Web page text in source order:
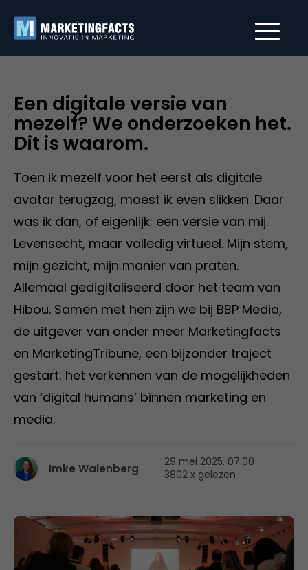
Een digitale versie van
mezelf? We onderzoeken het.
Dit is waarom.
Toen ik mezelf voor het eerst als digitale
avatar terugzag, moest ik even slikken. Daar
was ik dan, of eigenlijk: een versie van mij.
Levensecht, maar volledig virtueel. Mijn stem,
mijn gezicht, mijn manier van praten.
Allemaal gedigitaliseerd door het team van
Hibou. Samen met hen zijn we bij BBP Media,
de uitgever van onder meer Marketingfacts
en MarketingTribune, een bijzonder traject
gestart: het verkennen van de mogelijkheden
van ‘digital humans’ binnen marketing en
media.
Imke Walenberg
29 mei 2025, 07:00
3802 x gelezen